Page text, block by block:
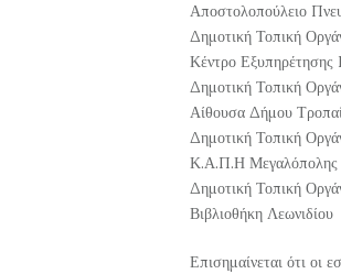
Αποστολοπούλειο
Δημοτική Τοπική
Κέντρο
Δημοτική Τοπική
Αίθουσα Δήμου
Δημοτική Τοπική
Κ.Α.Π.Η Μεγαλόπολης
Δημοτική Τοπική
Βιβλιοθήκη Λεωνιδίου
Επισημαίνεται ότι οι